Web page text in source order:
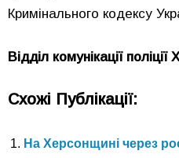
Кримінального кодексу
Відділ комунікації
Схожі Публікації:
На Херсонщині через